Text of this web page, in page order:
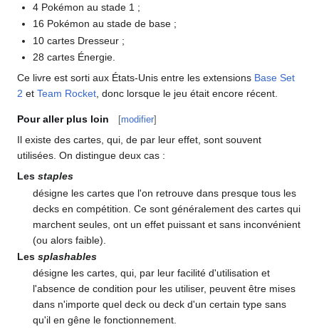
4 Pokémon au stade 1 ;
16 Pokémon au stade de base ;
10 cartes Dresseur ;
28 cartes Énergie.
Ce livre est sorti aux États-Unis entre les extensions Base Set
2 et Team Rocket , donc lorsque le jeu était encore récent.
Pour aller plus loin [modifier]
Il existe des cartes, qui, de par leur effet, sont souvent
utilisées. On distingue deux cas :
Les staples
désigne les cartes que l'on retrouve dans presque tous les
decks en compétition. Ce sont généralement des cartes qui
marchent seules, ont un effet puissant et sans inconvénient
(ou alors faible).
Les splashables
désigne les cartes, qui, par leur facilité d'utilisation et
l'absence de condition pour les utiliser, peuvent être mises
dans n'importe quel deck ou deck d'un certain type sans
qu'il en gêne le fonctionnement.